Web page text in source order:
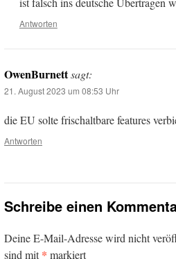
Antworten
OwenBurnettsagt:
21. August 2023 um 08:53 Uhr
die EU solte frischaltbare features
Antworten
Schreibe einen
Deine E-Mail-Adresse wird nicht
sind mit* markiert